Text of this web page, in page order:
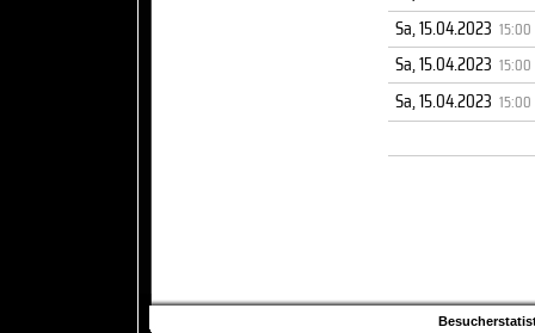
Sa, 15.04.2023 15:00
Sa, 15.04.2023 15:00
Sa, 15.04.2023 15:00